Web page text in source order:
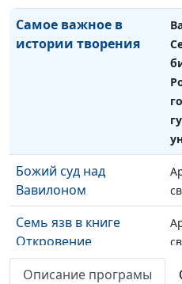
Самое важное в
истории творения
Божий суд над
Вавилоном
Семь язв в книге
Откровение
Образы союзников
Описание програмы